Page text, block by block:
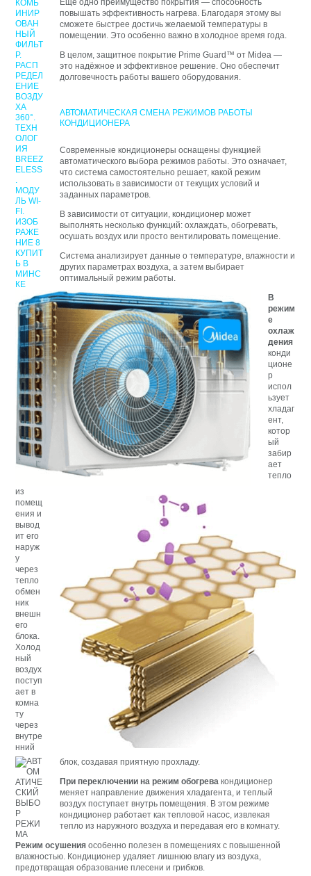
повышать эффективность нагрева. Благодаря этому вы
сможете быстрее достичь желаемой температуры в
помещении. Это особенно важно в холодное время года.
В целом, защитное покрытие Prime Guard™ от Midea —
это надёжное и эффективное решение. Оно обеспечит
долговечность работы вашего оборудования.
АВТОМАТИЧЕСКАЯ СМЕНА РЕЖИМОВ РАБОТЫ
КОНДИЦИОНЕРА
Современные кондиционеры оснащены функцией
автоматического выбора режимов работы. Это означает,
что система самостоятельно решает, какой режим
использовать в зависимости от текущих условий и
заданных параметров.
В зависимости от ситуации, кондиционер может
выполнять несколько функций: охлаждать, обогревать,
осушать воздух или просто вентилировать помещение.
Система анализирует данные о температуре, влажности и
других параметрах воздуха, а затем выбирает
оптимальный режим работы.
В
режим
е
охлаж
дения
конди
ционе
р
испол
ьзует
хладаг
ент,
котор
ый
забир
ает
тепло
из
помещ
ения и
вывод
ит его
наруж
у
через
тепло
обмен
ник
внешн
его
блока.
Холод
ный
воздух
поступ
ает в
комна
ту
через
внутре
нний
блок, создавая приятную прохладу.
При переключении на режим обогрева кондиционер
меняет направление движения хладагента, и теплый
воздух поступает внутрь помещения. В этом режиме
кондиционер работает как тепловой насос, извлекая
тепло из наружного воздуха и передавая его в комнату.
Режим осушения особенно полезен в помещениях с повышенной
влажностью. Кондиционер удаляет лишнюю влагу из воздуха,
предотвращая образование плесени и грибков.